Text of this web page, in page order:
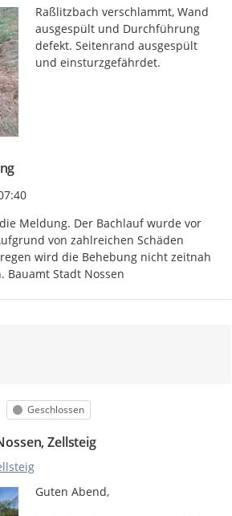
Raßlitzbach verschlammt, Wand
ausgespült und Durchführung
defekt. Seitenrand ausgespült
und einsturzgefährdet.
Meldung. Der Bachlauf wurde vor
von zahlreichen Schäden
wird die Behebung nicht zeitnah
Bauamt Stadt Nossen
Äußerung
Status
Geschlossen
Zellsteig
Guten Abend,